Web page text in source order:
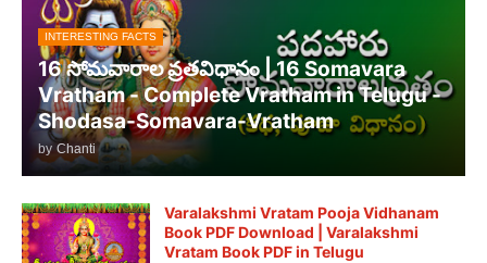
INTERESTING FACTS
16 సోమవారాల వ్రతవిధానం | 16 Somavara
Vratham - Complete Vratham in Telugu -
Shodasa-Somavara-Vratham
by Chanti
Varalakshmi Vratam Pooja Vidhanam
Book PDF Download | Varalakshmi
Vratam Book PDF in Telugu